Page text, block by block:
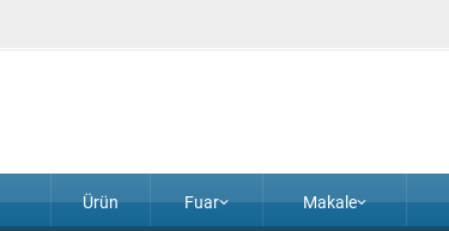
Ürün Fuar Makale